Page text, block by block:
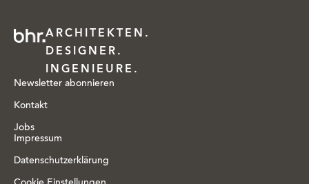
ARCHITEKTEN.
DESIGNER.
INGENIEURE.
Newsletter abonnieren
Kontakt
Jobs
Impressum
Datenschutzerklärung